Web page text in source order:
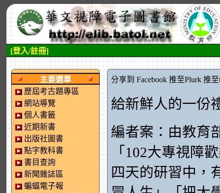
[登入/註冊]
主要選單
歷屆考古題專區
網站導覽
個人書籤
近期新書
出版社圖書
點字教科書
書目查詢
新聞雜誌區
蝙蝠電子報
分享到 Facebook 推至Plurk 推
給新鮮人的一份
編者案：由教育
「102大專視障
四天的研習中，